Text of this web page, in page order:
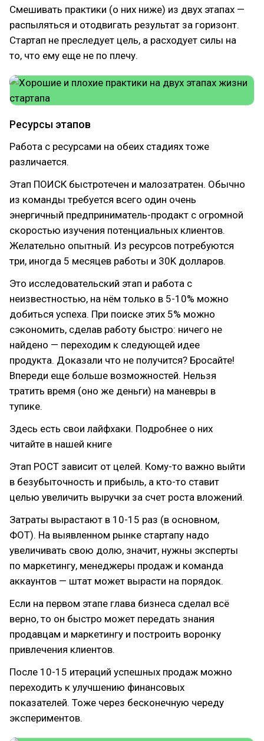
Смешивать практики (о них ниже) из двух этапах —
распыляться и отодвигать результат за горизонт.
Стартап не преследует цель, а расходует силы на
то, что ему еще не по плечу.
Ресурсы этапов
Работа с ресурсами на обеих стадиях тоже
различается.
Этап ПОИСК быстротечен и малозатратен. Обычно
из команды требуется всего один очень
энергичный предприниматель-продакт с огромной
скоростью изучения потенциальных клиентов.
Желательно опытный. Из ресурсов потребуются
три, иногда 5 месяцев работы и 30K долларов.
Это исследовательский этап и работа с
неизвестностью, на нём только в 5-10% можно
добиться успеха. При поиске этих 5% можно
сэкономить, сделав работу быстро: ничего не
найдено — переходим к следующей идее
продукта. Доказали что не получится? Бросайте!
Впереди еще больше возможностей. Нельзя
тратить время (оно же деньги) на маневры в
тупике.
Здесь есть свои лайфхаки. Подробнее о них
читайте в нашей книге
Этап РОСТ зависит от целей. Кому-то важно выйти
в безубыточность и прибыль, а кто-то ставит
целью увеличить выручки за счет роста вложений.
Затраты вырастают в 10-15 раз (в основном,
ФОТ). На выявленном рынке стартапу надо
увеличивать свою долю, значит, нужны эксперты
по маркетингу, менеджеры продаж и команда
аккаунтов — штат может вырасти на порядок.
Если на первом этапе глава бизнеса сделал всё
верно, то он быстро может передать знания
продавцам и маркетингу и построить воронку
привлечения клиентов.
После 10-15 итераций успешных продаж можно
переходить к улучшению финансовых
показателей. Тоже через бесконечную череду
экспериментов.